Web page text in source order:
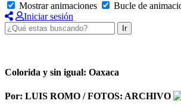
Mostrar animaciones
Bucle de
Iniciar sesión
Ir
Colorida y sin igual: Oaxaca
Por: LUIS ROMO / FOTOS: ARCHIVO